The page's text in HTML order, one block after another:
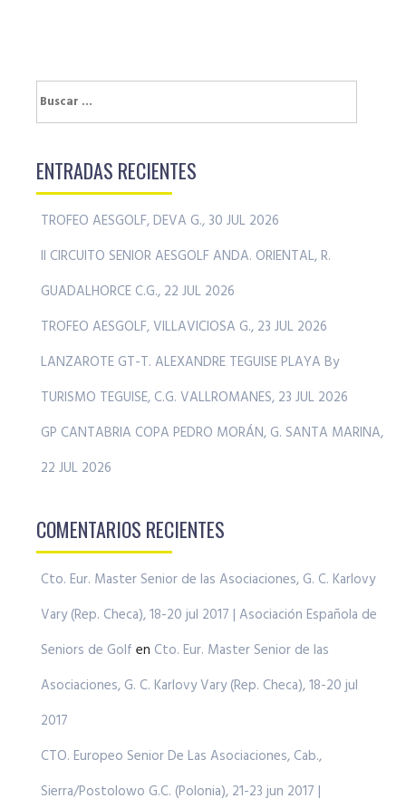
Buscar:
ENTRADAS RECIENTES
TROFEO AESGOLF, DEVA G., 30 JUL 2026
II CIRCUITO SENIOR AESGOLF ANDA. ORIENTAL, R.
GUADALHORCE C.G., 22 JUL 2026
TROFEO AESGOLF, VILLAVICIOSA G., 23 JUL 2026
LANZAROTE GT-T. ALEXANDRE TEGUISE PLAYA By
TURISMO TEGUISE, C.G. VALLROMANES, 23 JUL 2026
GP CANTABRIA COPA PEDRO MORÁN, G. SANTA MARINA,
22 JUL 2026
COMENTARIOS RECIENTES
Cto. Eur. Master Senior de las Asociaciones, G. C. Karlovy
Vary (Rep. Checa), 18-20 jul 2017 | Asociación Española de
Seniors de Golf en Cto. Eur. Master Senior de las
Asociaciones, G. C. Karlovy Vary (Rep. Checa), 18-20 jul
2017
CTO. Europeo Senior De Las Asociaciones, Cab.,
Sierra/Postolowo G.C. (Polonia), 21-23 jun 2017 |